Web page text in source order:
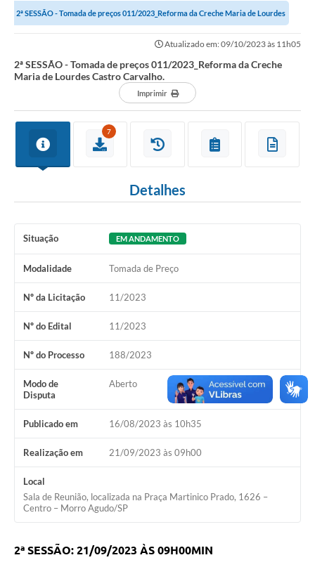
2ª SESSÃO - Tomada de preços 011/2023_Reforma da Creche Maria de Lourdes
Atualizado em: 09/10/2023 às 11h05
2ª SESSÃO - Tomada de preços 011/2023_Reforma da Creche
Maria de Lourdes Castro Carvalho.
Imprimir
7
Detalhes
Situação EM ANDAMENTO
Modalidade Tomada de Preço
Nº da Licitação 11/2023
Nº do Edital 11/2023
Nº do Processo 188/2023
Modo de
Disputa
Aberto
Publicado em 16/08/2023 às 10h35
Realização em 21/09/2023 às 09h00
Local
Sala de Reunião, localizada na Praça Martinico Prado, 1626 –
Centro – Morro Agudo/SP
2ª SESSÃO: 21/09/2023 ÀS 09H00MIN